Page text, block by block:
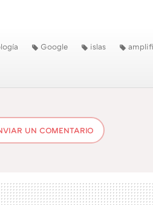
Google islas
UN COMENTARIO